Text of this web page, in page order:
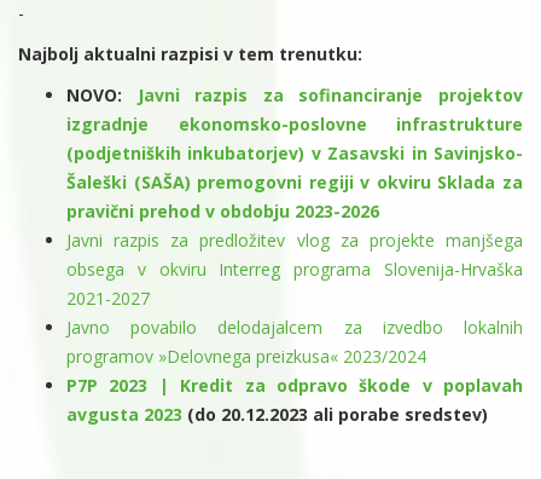
-
Najbolj aktualni razpisi v tem trenutku:
NOVO:
Javni razpis za sofinanciranje projektov
izgradnje ekonomsko-poslovne infrastrukture
(podjetniških inkubatorjev) v Zasavski in Savinjsko-
Šaleški (SAŠA) premogovni regiji v okviru Sklada za
pravični prehod v obdobju 2023-2026
Javni razpis za predložitev vlog za projekte manjšega
obsega v okviru Interreg programa Slovenija-Hrvaška
2021-2027
Javno povabilo delodajalcem za izvedbo lokalnih
programov »Delovnega preizkusa« 2023/2024
P7P 2023 | Kredit za odpravo škode v poplavah
avgusta 2023 (do 20.12.2023 ali porabe sredstev)